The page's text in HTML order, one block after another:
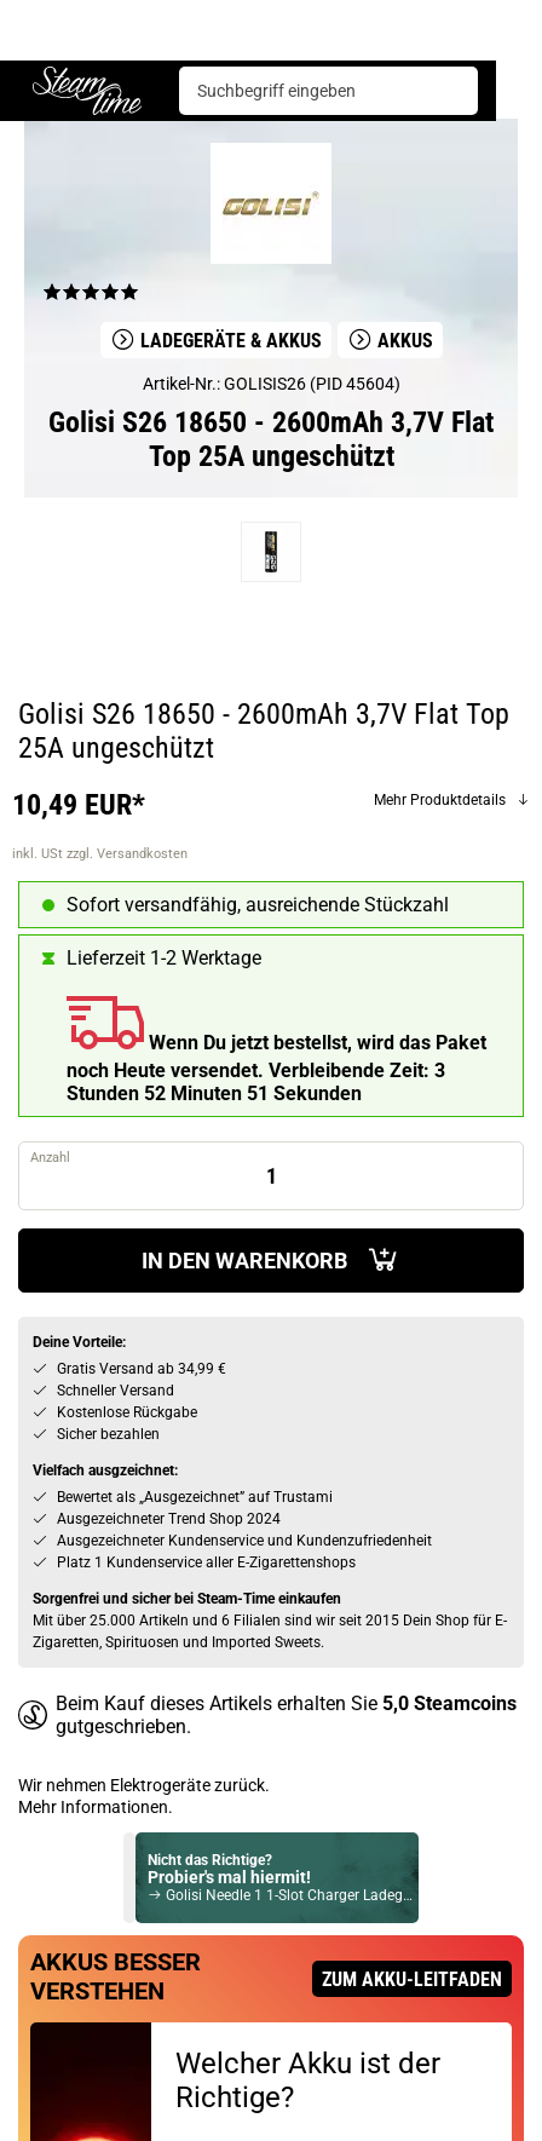
Steam time
LADEGERÄTE & AKKUS AKKUS
Artikel-Nr.: GOLISIS26 (PID 45604)
Golisi S26 18650 - 2600mAh 3,7V Flat
Top 25A ungeschützt
Golisi S26 18650 - 2600mAh 3,7V Flat Top
25A ungeschützt
10,49 EUR*
inkl. USt zzgl. Versandkosten
Mehr Produktdetails
Sofort versandfähig, ausreichende Stückzahl
Lieferzeit 1-2 Werktage
Wenn Du jetzt bestellst, wird das Paket
noch Heute versendet. Verbleibende Zeit: 3
Stunden 52 Minuten 50 Sekunden
Anzahl
IN DEN WARENKORB
Deine Vorteile:
Gratis Versand ab 34,99 €
Schneller Versand
Kostenlose Rückgabe
Sicher bezahlen
Vielfach ausgzeichnet:
Bewertet als „Ausgezeichnet” auf Trustami
Ausgezeichneter Trend Shop 2024
Ausgezeichneter Kundenservice und Kundenzufriedenheit
Platz 1 Kundenservice aller E-Zigarettenshops
Sorgenfrei und sicher bei Steam-Time einkaufen
Mit über 25.000 Artikeln und 6 Filialen sind wir seit 2015 Dein Shop für E-
Zigaretten, Spirituosen und Imported Sweets.
Beim Kauf dieses Artikels erhalten Sie 5,0 Steamcoins
gutgeschrieben.
Wir nehmen Elektrogeräte zurück.
Mehr Informationen.
Nicht das Richtige?
Probier's mal hiermit!
Golisi Needle 1 1-Slot Charger Ladegerät
Du willst Kröten sparen?
Schau mal hier!
Innokin Trine Pod System Kit Rot
AKKUS BESSER
VERSTEHEN
ZUM AKKU-LEITFADEN
Welcher Akku ist der
Richtige?